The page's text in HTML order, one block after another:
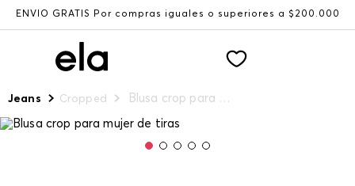
ENVÍO GRATIS Por compras iguales o superiores a $200.000
Jeans Cropped Blusa crop para mujer de tiras